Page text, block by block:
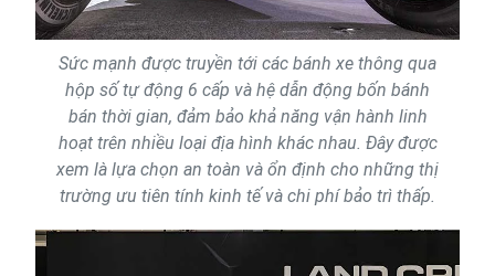
Sức mạnh được truyền tới các bánh xe thông qua
hộp số tự động 6 cấp và hệ dẫn động bốn bánh
bán thời gian, đảm bảo khả năng vận hành linh
hoạt trên nhiều loại địa hình khác nhau. Đây được
xem là lựa chọn an toàn và ổn định cho những thị
trường ưu tiên tính kinh tế và chi phí bảo trì thấp.